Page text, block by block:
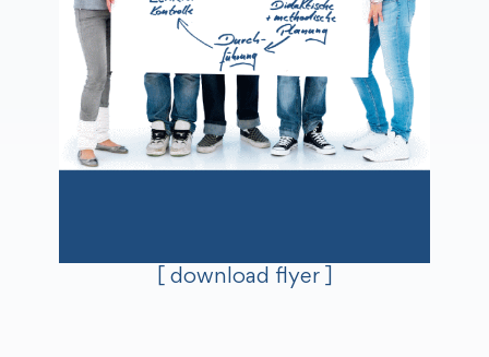
[ download flyer ]